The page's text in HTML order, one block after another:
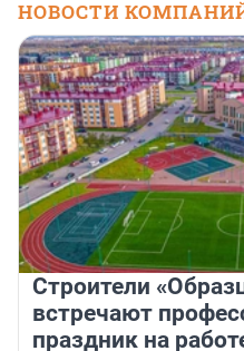
НОВОСТИ
Строители
встречают
праздник на